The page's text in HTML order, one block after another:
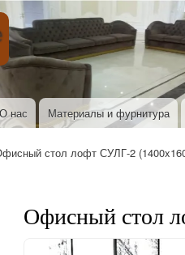
О нас Материалы и фурнитура
стол лофт СУЛГ-2
Офисный стол